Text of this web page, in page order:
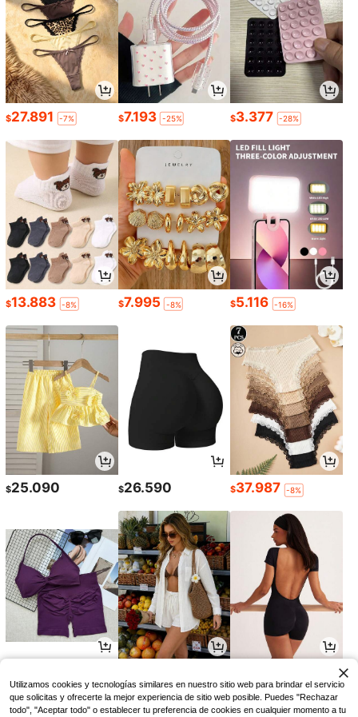
$27.891 -7% $7.193 -25% $3.377 -28%
$13.883 -8% $7.995 -8% $5.116 -16%
$25.090 $26.590 $37.987 -8%
Utilizamos cookies y tecnologías similares en nuestro sitio web para brindar el servicio
que solicitas y ofrecerte la mejor experiencia de sitio web posible. Puedes "Rechazar
todo", "Aceptar todo" o establecer tu preferencia de cookies en cualquier momento a tu